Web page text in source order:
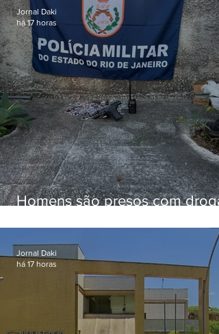
Homens são presos com
Jornal Daki
há 17 horas
Jornal Daki
há 17 horas